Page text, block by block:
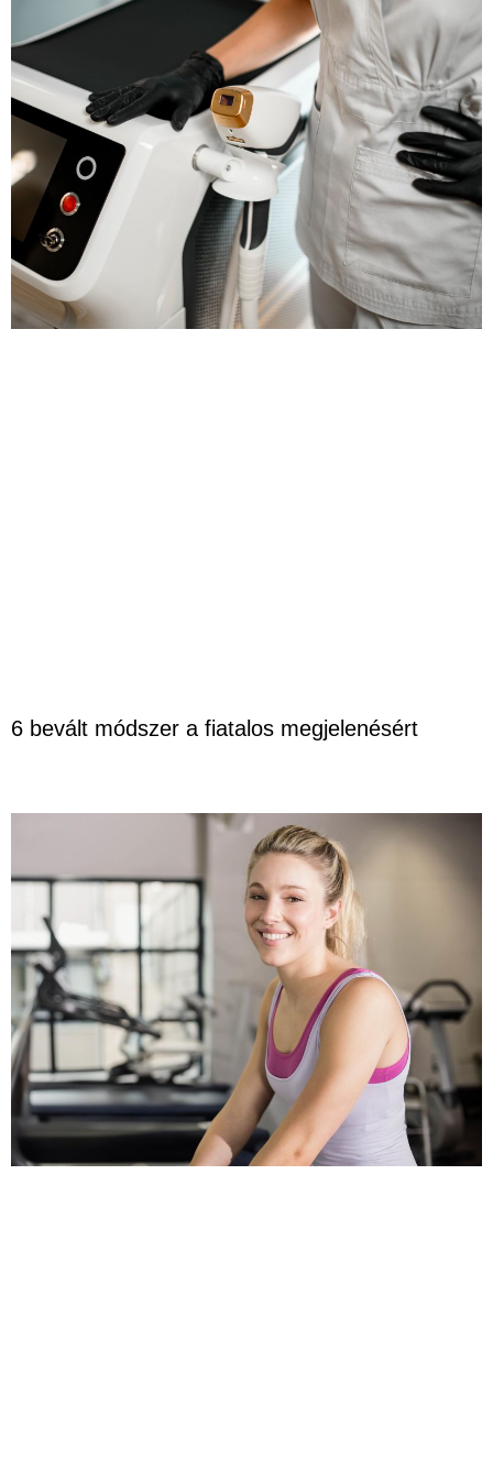
6 bevált módszer a fiatalos megjelenésért